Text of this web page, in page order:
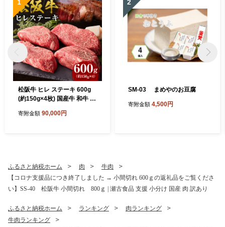
1
松阪牛 ヒレ ステーキ 600g
(約150g×4枚) 国産牛 和牛 ブ
農場HACCP認証農場 牛肉
寄附金額 90,000円
2
SM-03 まめやのお豆腐
寄附金額 4,500円
ふるさと納税ホーム 肉
牛肉
【コロナ支援品につき終了しました → 小間切れ 600ｇの返礼品をご覧くださ
い】SS-40 松阪牛 小間切れ 800ｇ | 瀬古食品 支援 小分け 国産 肉 訳あり
ふるさと納税ホーム ランキング
肉ランキング
牛肉ランキング